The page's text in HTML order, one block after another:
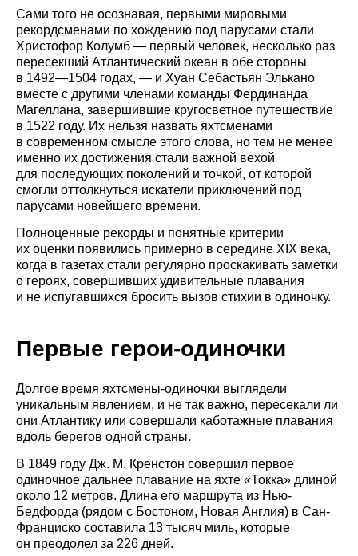
Сами того не осознавая, первыми мировыми
рекордсменами по хождению под парусами стали
Христофор Колумб — первый человек, несколько раз
пересекший Атлантический океан в обе стороны
в 1492—1504 годах, — и Хуан Себастьян Элькано
вместе с другими членами команды Фердинанда
Магеллана, завершившие кругосветное путешествие
в 1522 году. Их нельзя назвать яхтсменами
в современном смысле этого слова, но тем не менее
именно их достижения стали важной вехой
для последующих поколений и точкой, от которой
смогли оттолкнуться искатели приключений под
парусами новейшего времени.
Полноценные рекорды и понятные критерии
их оценки появились примерно в середине XIX века,
когда в газетах стали регулярно проскакивать заметки
о героях, совершивших удивительные плавания
и не испугавшихся бросить вызов стихии в одиночку.
Первые герои-одиночки
Долгое время яхтсмены-одиночки выглядели
уникальным явлением, и не так важно, пересекали ли
они Атлантику или совершали каботажные плавания
вдоль берегов одной страны.
В 1849 году Дж. М. Кренстон совершил первое
одиночное дальнее плавание на яхте «Токка» длиной
около 12 метров. Длина его маршрута из Нью-
Бедфорда (рядом с Бостоном, Новая Англия) в Сан-
Франциско составила 13 тысяч миль, которые
он преодолел за 226 дней.